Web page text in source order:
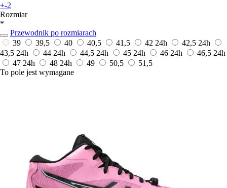
+-2
Rozmiar
*
Przewodnik po rozmiarach
39
39,5 40 40,5 41,5 42 24h 42,5 24h
43,5 24h 44 24h 44,5 24h 45 24h 46 24h 46,5 24h
47 24h 48 24h 49 50,5
51,5
To pole jest wymagane